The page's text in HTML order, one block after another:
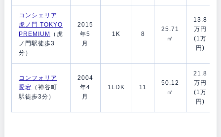
コンシェリア
虎ノ門 TOKYO
PREMIUM
（虎
ノ門駅徒歩3
分）
2015
年5
月
1K 8
25.71
㎡
13.8
万円
(1万
円)
コンフォリア
愛宕 （神谷町
駅徒歩3分）
2004
年4
月
1LDK 11
50.12
㎡
21.8
万円
(1万
円)